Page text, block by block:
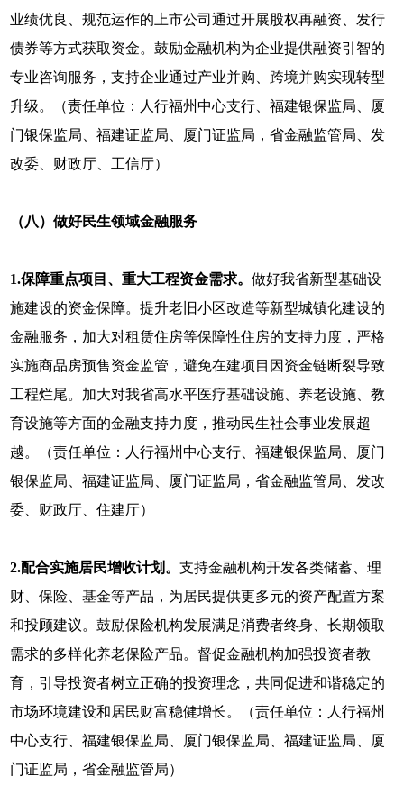
业绩优良、规范运作的上市公司通过开展股权再融资、发行
债券等方式获取资金。鼓励金融机构为企业提供融资引智的
专业咨询服务，支持企业通过产业并购、跨境并购实现转型
升级。（责任单位：人行福州中心支行、福建银保监局、厦
门银保监局、福建证监局、厦门证监局，省金融监管局、发
改委、财政厅、工信厅）
（八）做好民生领域金融服务
1.保障重点项目、重大工程资金需求。做好我省新型基础设
施建设的资金保障。提升老旧小区改造等新型城镇化建设的
金融服务，加大对租赁住房等保障性住房的支持力度，严格
实施商品房预售资金监管，避免在建项目因资金链断裂导致
工程烂尾。加大对我省高水平医疗基础设施、养老设施、教
育设施等方面的金融支持力度，推动民生社会事业发展超
越。（责任单位：人行福州中心支行、福建银保监局、厦门
银保监局、福建证监局、厦门证监局，省金融监管局、发改
委、财政厅、住建厅）
2.配合实施居民增收计划。支持金融机构开发各类储蓄、理
财、保险、基金等产品，为居民提供更多元的资产配置方案
和投顾建议。鼓励保险机构发展满足消费者终身、长期领取
需求的多样化养老保险产品。督促金融机构加强投资者教
育，引导投资者树立正确的投资理念，共同促进和谐稳定的
市场环境建设和居民财富稳健增长。（责任单位：人行福州
中心支行、福建银保监局、厦门银保监局、福建证监局、厦
门证监局，省金融监管局）